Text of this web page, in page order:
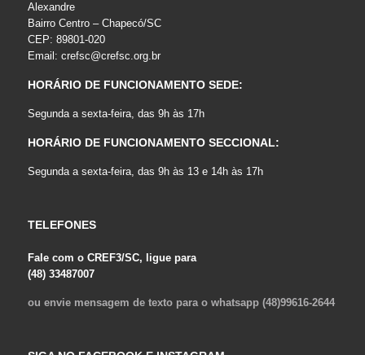
Alexandre
Bairro Centro – Chapecó/SC
CEP: 89801-020
Email: crefsc@crefsc.org.br
HORÁRIO DE FUNCIONAMENTO SEDE:
Segunda a sexta-feira, das 9h às 17h
HORÁRIO DE FUNCIONAMENTO SECCIONAL:
Segunda a sexta-feira, das 9h às 13 e 14h às 17h
TELEFONES
Fale com o CREF3/SC, ligue para
(48) 33487007
ou envie mensagem de texto para o whatsapp (48)99616-2644